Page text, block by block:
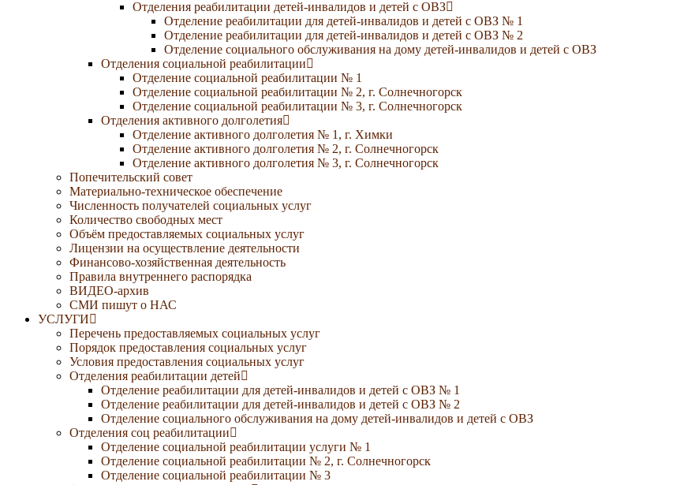
Отделения реабилитации детей-инвалидов и детей с ОВЗ
Отделение реабилитации для детей-инвалидов и детей с ОВЗ № 1
Отделение реабилитации для детей-инвалидов и детей с ОВЗ № 2
Отделение социального обслуживания на дому детей-инвалидов и детей с ОВЗ
Отделения социальной реабилитации
Отделение социальной реабилитации № 1
Отделение социальной реабилитации № 2, г. Солнечногорск
Отделение социальной реабилитации № 3, г. Солнечногорск
Отделения активного долголетия
Отделение активного долголетия № 1, г. Химки
Отделение активного долголетия № 2, г. Солнечногорск
Отделение активного долголетия № 3, г. Солнечногорск
Попечительский совет
Материально-техническое обеспечение
Численность получателей социальных услуг
Количество свободных мест
Объём предоставляемых социальных услуг
Лицензии на осуществление деятельности
Финансово-хозяйственная деятельность
Правила внутреннего распорядка
ВИДЕО-архив
СМИ пишут о НАС
УСЛУГИ
Перечень предоставляемых социальных услуг
Порядок предоставления социальных услуг
Условия предоставления социальных услуг
Отделения реабилитации детей
Отделение реабилитации для детей-инвалидов и детей с ОВЗ № 1
Отделение реабилитации для детей-инвалидов и детей с ОВЗ № 2
Отделение социального обслуживания на дому детей-инвалидов и детей с ОВЗ
Отделения соц реабилитации
Отделение социальной реабилитации услуги № 1
Отделение социальной реабилитации № 2, г. Солнечногорск
Отделение социальной реабилитации № 3